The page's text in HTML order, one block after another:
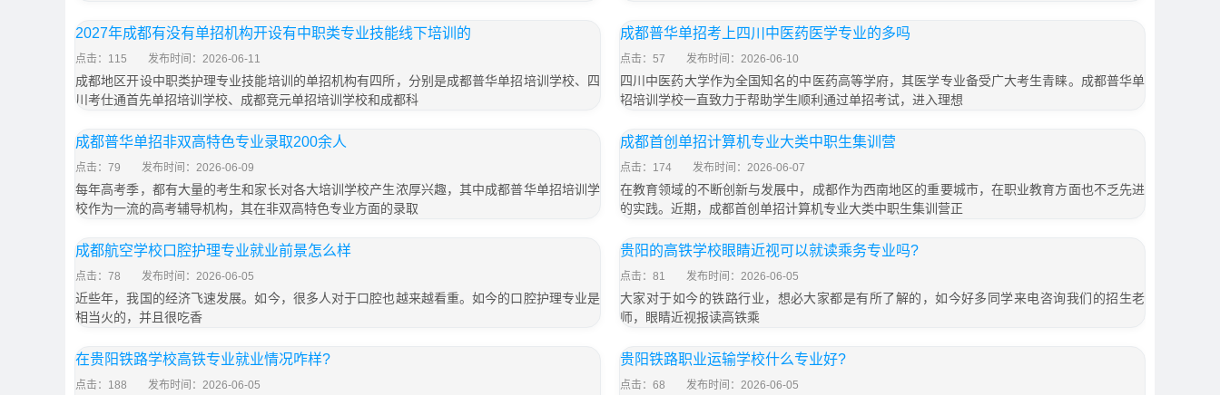
2027年成都有没有单招机构开设有中职类专业技能线下培训的
点击：115 发布时间：2026-06-11
成都地区开设中职类护理专业技能培训的单招机构有四所，分别是成都普华单招培训学校、四
川考仕通首先单招培训学校、成都竞元单招培训学校和成都科
成都普华单招考上四川中医药医学专业的多吗
点击：57 发布时间：2026-06-10
四川中医药大学作为全国知名的中医药高等学府，其医学专业备受广大考生青睐。成都普华单
招培训学校一直致力于帮助学生顺利通过单招考试，进入理想
成都普华单招非双高特色专业录取200余人
点击：79 发布时间：2026-06-09
每年高考季，都有大量的考生和家长对各大培训学校产生浓厚兴趣，其中成都普华单招培训学
校作为一流的高考辅导机构，其在非双高特色专业方面的录取
成都首创单招计算机专业大类中职生集训营
点击：174 发布时间：2026-06-07
在教育领域的不断创新与发展中，成都作为西南地区的重要城市，在职业教育方面也不乏先进
的实践。近期，成都首创单招计算机专业大类中职生集训营正
成都航空学校口腔护理专业就业前景怎么样
点击：78 发布时间：2026-06-05
近些年，我国的经济飞速发展。如今，很多人对于口腔也越来越看重。如今的口腔护理专业是
相当火的，并且很吃香
贵阳的高铁学校眼睛近视可以就读乘务专业吗?
点击：81 发布时间：2026-06-05
大家对于如今的铁路行业，想必大家都是有所了解的，如今好多同学来电咨询我们的招生老
师，眼睛近视报读高铁乘
在贵阳铁路学校高铁专业就业情况咋样?
点击：188 发布时间：2026-06-05
贵阳铁路职业运输学校什么专业好?
点击：68 发布时间：2026-06-05